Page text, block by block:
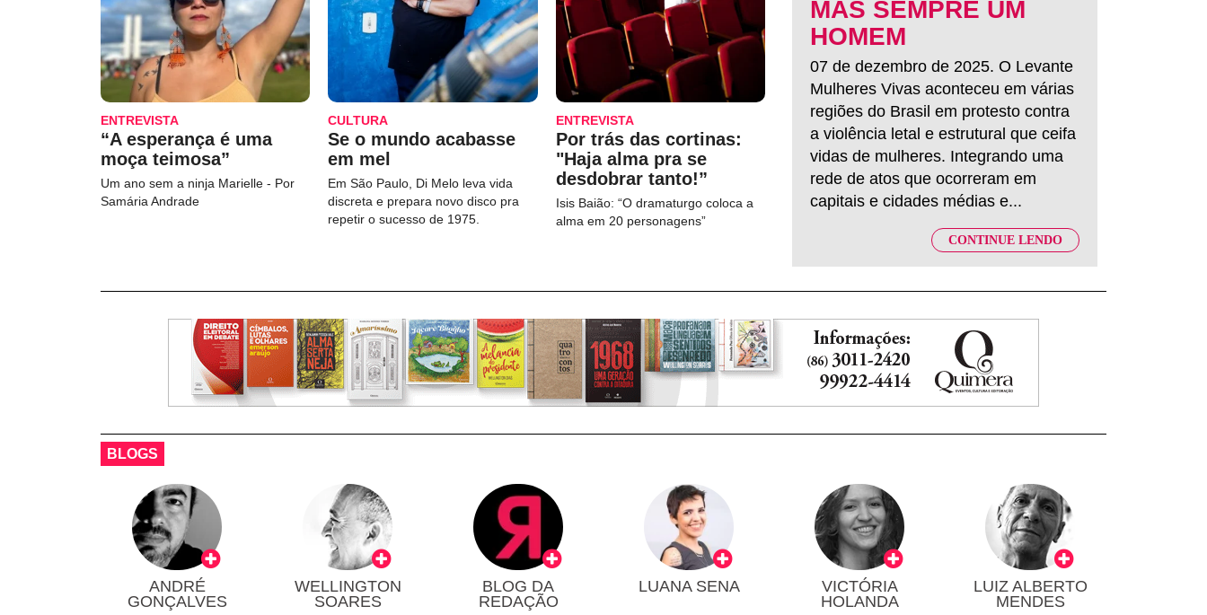
ENTREVISTA
“A esperança é uma
moça teimosa”
Um ano sem a ninja Marielle - Por
Samária Andrade
CULTURA
Se o mundo acabasse
em mel
Em São Paulo, Di Melo leva vida
discreta e prepara novo disco pra
repetir o sucesso de 1975.
ENTREVISTA
Por trás das cortinas:
"Haja alma pra se
desdobrar tanto!”
Isis Baião: “O dramaturgo coloca a
alma em 20 personagens”
MAS SEMPRE UM
HOMEM
07 de dezembro de 2025. O Levante
Mulheres Vivas aconteceu em várias
regiões do Brasil em protesto contra
a violência letal e estrutural que ceifa
vidas de mulheres. Integrando uma
rede de atos que ocorreram em
capitais e cidades médias e...
CONTINUE LENDO
BLOGS
ANDRÉ
GONÇALVES
WELLINGTON
SOARES
BLOG DA
REDAÇÃO
LUANA SENA
VICTÓRIA
HOLANDA
LUIZ ALBERTO
MENDES